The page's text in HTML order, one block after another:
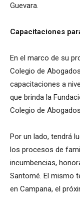
Guevara.
Capacitaciones
En el marco de su
Colegio de
capacitaciones a
que brinda la
Colegio de
Por un lado, tendrá
los procesos de
incumbencias,
Santomé. El mismo
en Campana, el